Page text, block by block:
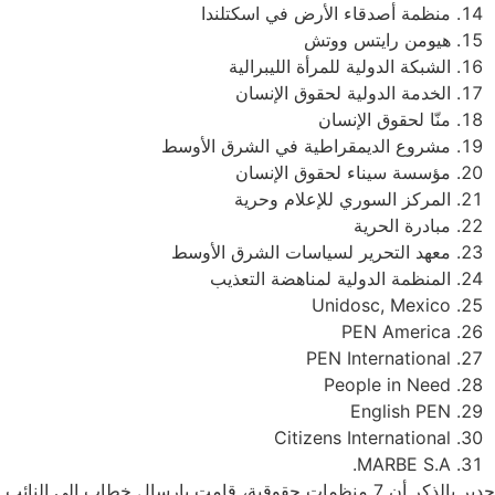
منظمة أصدقاء الأرض في اسكتلندا
هيومن رايتس ووتش
الشبكة الدولية للمرأة الليبرالية
الخدمة الدولية لحقوق الإنسان
منّا لحقوق الإنسان
مشروع الديمقراطية في الشرق الأوسط
مؤسسة سيناء لحقوق الإنسان
المركز السوري للإعلام وحرية
مبادرة الحرية
معهد التحرير لسياسات الشرق الأوسط
المنظمة الدولية لمناهضة التعذيب
Unidosc, Mexico
PEN America
PEN International
People in Need
English PEN
Citizens International
MARBE S.A.